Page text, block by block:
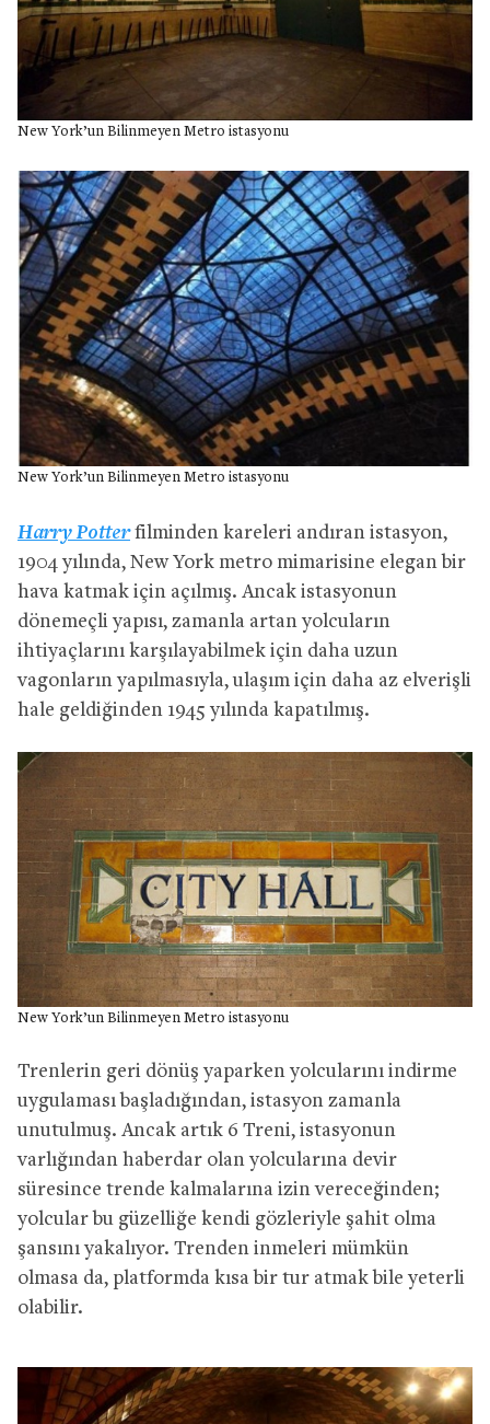
New York’un Bilinmeyen Metro istasyonu
New York’un Bilinmeyen Metro istasyonu
Harry Potterfilminden kareleri andıran istasyon,
1904 yılında, New York metro mimarisine elegan bir
hava katmak için açılmış. Ancak istasyonun
dönemeçli yapısı, zamanla artan yolcuların
ihtiyaçlarını karşılayabilmek için daha uzun
vagonların yapılmasıyla, ulaşım için daha az elverişli
hale geldiğinden 1945 yılında kapatılmış.
New York’un Bilinmeyen Metro istasyonu
Trenlerin geri dönüş yaparken yolcularını indirme
uygulaması başladığından, istasyon zamanla
unutulmuş. Ancak artık 6 Treni, istasyonun
varlığından haberdar olan yolcularına devir
süresince trende kalmalarına izin vereceğinden;
yolcular bu güzelliğe kendi gözleriyle şahit olma
şansını yakalıyor. Trenden inmeleri mümkün
olmasa da, platformda kısa bir tur atmak bile yeterli
olabilir.